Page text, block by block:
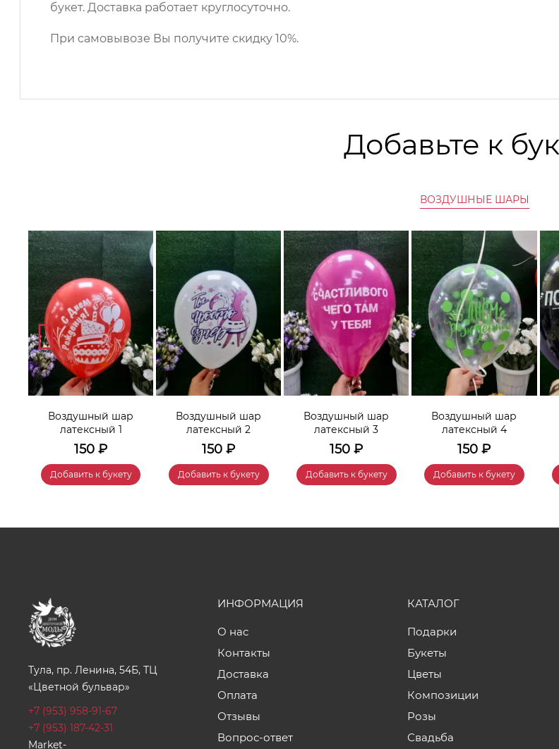
букет. Доставка работает круглосуточно.
При самовывозе Вы получите скидку 10%.
Добавьте к
ВОЗДУШНЫЕ ШАРЫ
Воздушный шар
латексный 1
150 ₽
Добавить к букету
Воздушный шар
латексный 2
150 ₽
Добавить к букету
Воздушный шар
латексный 3
150 ₽
Добавить к букету
Воздушный шар
латексный 4
150 ₽
Добавить к букету
Тула, пр. Ленина, 54Б, ТЦ
«Цветной бульвар»
+7 (953) 958-91-67
+7 (953) 187-42-31
Market-
ИНФОРМАЦИЯ
О нас
Контакты
Доставка
Оплата
Отзывы
Вопрос-ответ
КАТАЛОГ
Подарки
Букеты
Цветы
Композиции
Розы
Свадьба